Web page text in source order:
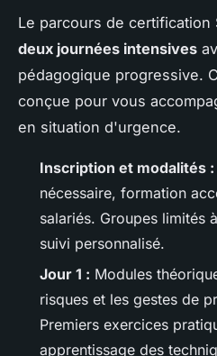
Le parcours de certification
deux journées intensives
pédagogique progressive.
conçue pour vous
en situation d'urgence.
Inscription et modalités :
nécessaire, formation
salariés. Groupes limités
suivi personnalisé.
Jour 1 : Modules
risques et les gestes de
Premiers exercices
apprentissage des